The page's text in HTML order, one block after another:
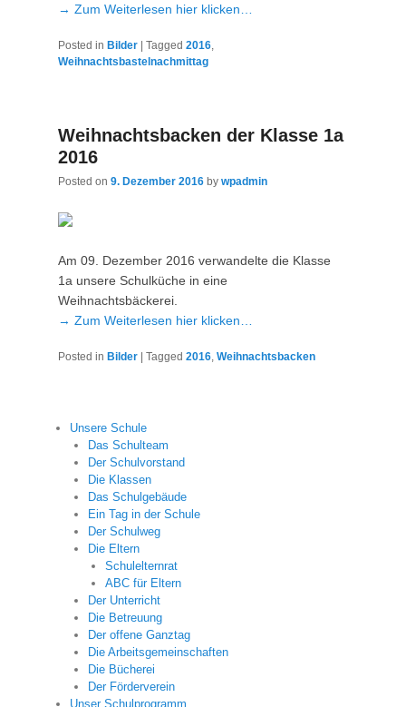
→ Zum Weiterlesen hier klicken…
Posted in Bilder | Tagged 2016,
Weihnachtsbastelnachmittag
Weihnachtsbacken der Klasse 1a
2016
Posted on 9. Dezember 2016 by wpadmin
Am 09. Dezember 2016 verwandelte die Klasse
1a unsere Schulküche in eine
Weihnachtsbäckerei.
→ Zum Weiterlesen hier klicken…
Posted in Bilder Tagged 2016, Weihnachtsbacken
Unsere Schule
Das Schulteam
Der Schulvorstand
Die Klassen
Das Schulgebäude
Ein Tag in der Schule
Der Schulweg
Die Eltern
Schulelternrat
ABC für Eltern
Der Unterricht
Die Betreuung
Der offene Ganztag
Die Arbeitsgemeinschaften
Die Bücherei
Der Förderverein
Unser Schulprogramm